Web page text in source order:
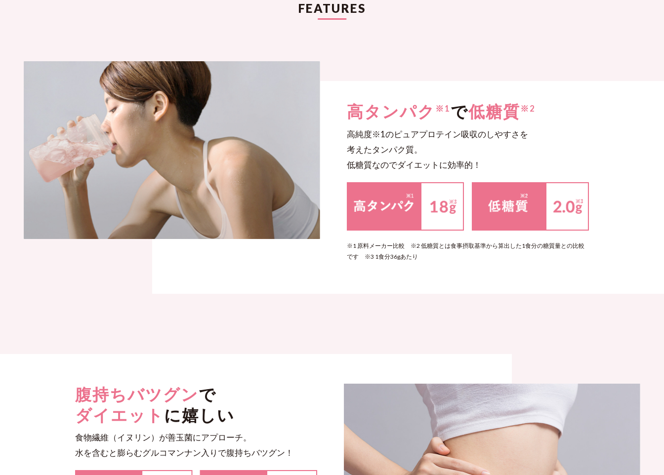
FEATURES
高タンパク ※1 で低糖質 ※2
高純度※1のピュアプロテイン吸収のしやすさを
考えたタンパク質。
低糖質なのでダイエットに効率的！
※1 原料メーカー比較 ※2 低糖質とは食事摂取基準から算出した1食分の糖質量との比較
です ※3 1食分36gあたり
腹持ちバツグンで
ダイエット に嬉しい
食物繊維（イヌリン）が善玉菌にアプローチ。
水を含むと膨らむグルコマンナン入りで腹持ちバツグン！